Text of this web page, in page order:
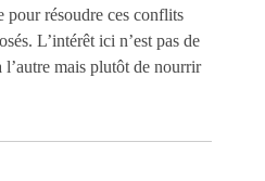
pour résoudre ces conflits
L’intérêt ici n’est pas de
l’autre mais plutôt de nourrir